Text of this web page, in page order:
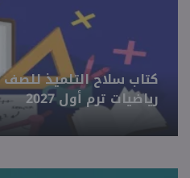
كتاب سلاح التلميذ
رياضيات ترم أول 2027